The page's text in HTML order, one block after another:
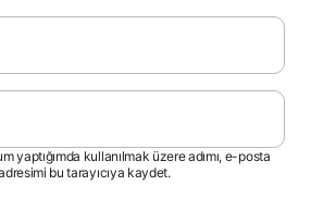
yaptığımda kullanılmak üzere adımı, e-posta
bu tarayıcıya kaydet.